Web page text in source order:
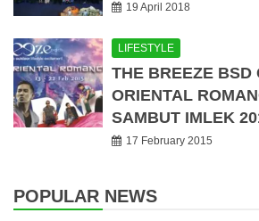
19 April 2018
LIFESTYLE
THE BREEZE BSD
ORIENTAL
SAMBUT IMLEK
17 February 2015
POPULAR NEWS